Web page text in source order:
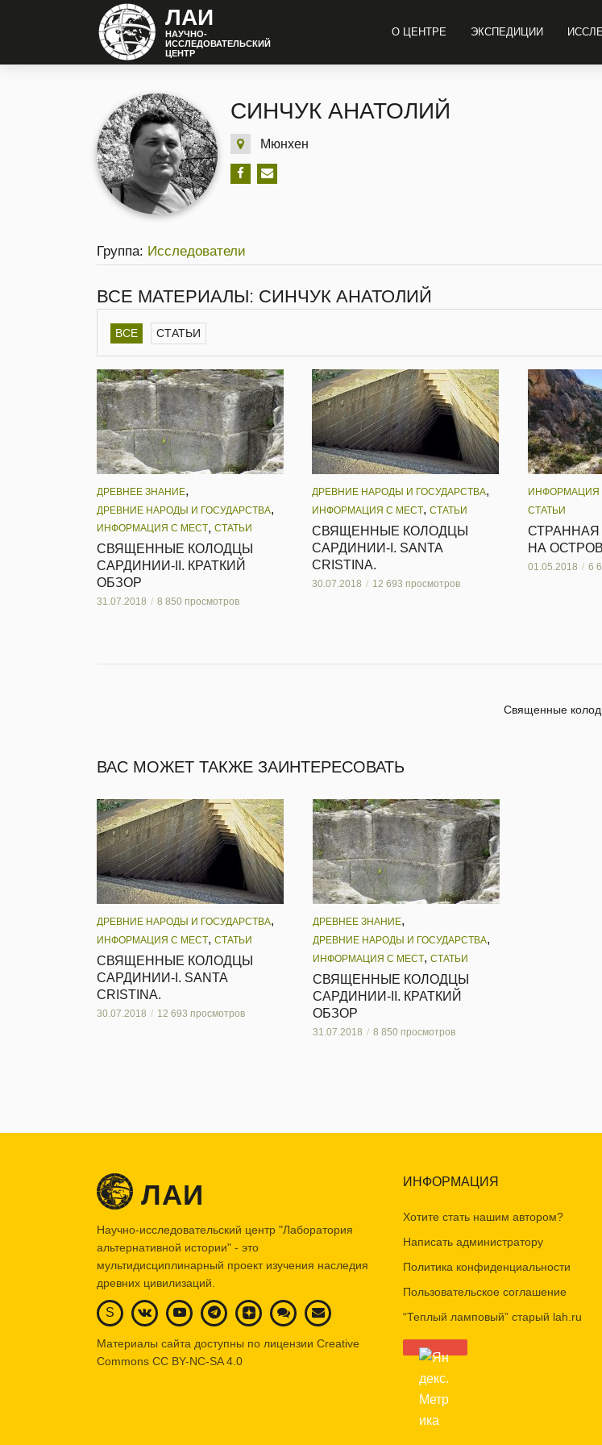
ЛАИ
НАУЧНО-
ИССЛЕДОВАТЕЛЬСКИЙ
ЦЕНТР
О ЦЕНТРЕ ЭКСПЕДИЦИИ
СИНЧУК АНАТОЛИЙ
Мюнхен
Группа: Исследователи
ВСЕ МАТЕРИАЛЫ: СИНЧУК АНАТОЛИЙ
ВСЕ СТАТЬИ
ДРЕВНЕЕ ЗНАНИЕ,
ДРЕВНИЕ НАРОДЫ И ГОСУДАРСТВА,
ИНФОРМАЦИЯ С МЕСТ, СТАТЬИ
СВЯЩЕННЫЕ КОЛОДЦЫ
САРДИНИИ-II. КРАТКИЙ
ОБЗОР
31.07.2018 8 850 просмотров
ДРЕВНИЕ НАРОДЫ И ГОСУДАРСТВА,
ИНФОРМАЦИЯ С МЕСТ, СТАТЬИ
СВЯЩЕННЫЕ КОЛОДЦЫ
САРДИНИИ-I. SANTA
CRISTINA.
30.07.2018 12 693 просмотров
ИНФОРМАЦИЯ
СТАТЬИ
НА
01.05.2018 6
Священные
ВАС МОЖЕТ ТАКЖЕ ЗАИНТЕРЕСОВАТЬ
ДРЕВНИЕ НАРОДЫ И ГОСУДАРСТВА,
ИНФОРМАЦИЯ С МЕСТ, СТАТЬИ
СВЯЩЕННЫЕ КОЛОДЦЫ
САРДИНИИ-I. SANTA
CRISTINA.
30.07.2018 12 693 просмотров
ДРЕВНЕЕ ЗНАНИЕ,
ДРЕВНИЕ НАРОДЫ И ГОСУДАРСТВА,
ИНФОРМАЦИЯ С МЕСТ, СТАТЬИ
СВЯЩЕННЫЕ КОЛОДЦЫ
САРДИНИИ-II. КРАТКИЙ
ОБЗОР
31.07.2018 8 850 просмотров
ЛАИ
Научно-исследовательский центр "Лаборатория
альтернативной истории" - это
мультидисциплинарный проект изучения наследия
древних цивилизаций.
S
Материалы сайта доступны по лицензии Creative
Commons CC BY-NC-SA 4.0
ИНФОРМАЦИЯ
Хотите стать нашим автором?
Написать администратору
Политика конфиденциальности
Пользовательское соглашение
“Теплый ламповый” старый lah.ru